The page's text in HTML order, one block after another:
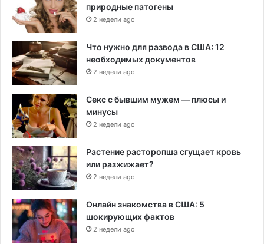
природные патогены
2 недели ago
Что нужно для развода в США: 12
необходимых документов
2 недели ago
Секс с бывшим мужем — плюсы и
минусы
2 недели ago
Растение расторопша сгущает кровь
или разжижает?
2 недели ago
Онлайн знакомства в США: 5
шокирующих фактов
2 недели ago